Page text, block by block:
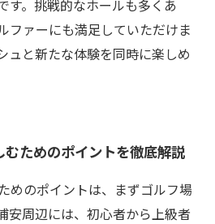
す。挑戦的なホールも多くあ
ファーにも満足していただけま
ュと新たな体験を同時に楽しめ
ためのポイントを徹底解説
めのポイントは、まずゴルフ場
安周辺には、初心者から上級者